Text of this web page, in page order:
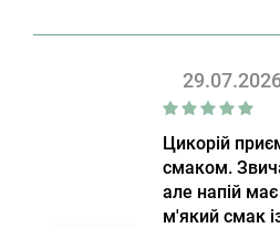
Цикорій
смаком.
але напій
м'який смак